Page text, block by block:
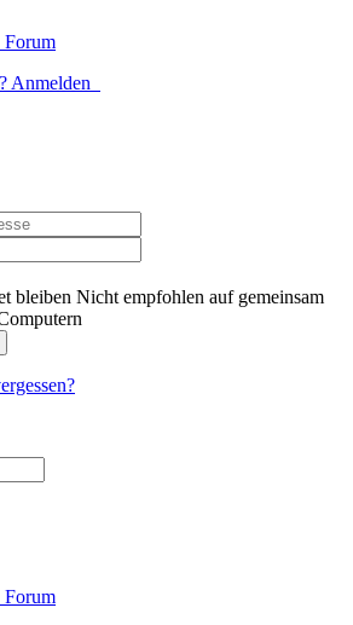
Anmelden
bleiben Nicht empfohlen auf gemeinsam